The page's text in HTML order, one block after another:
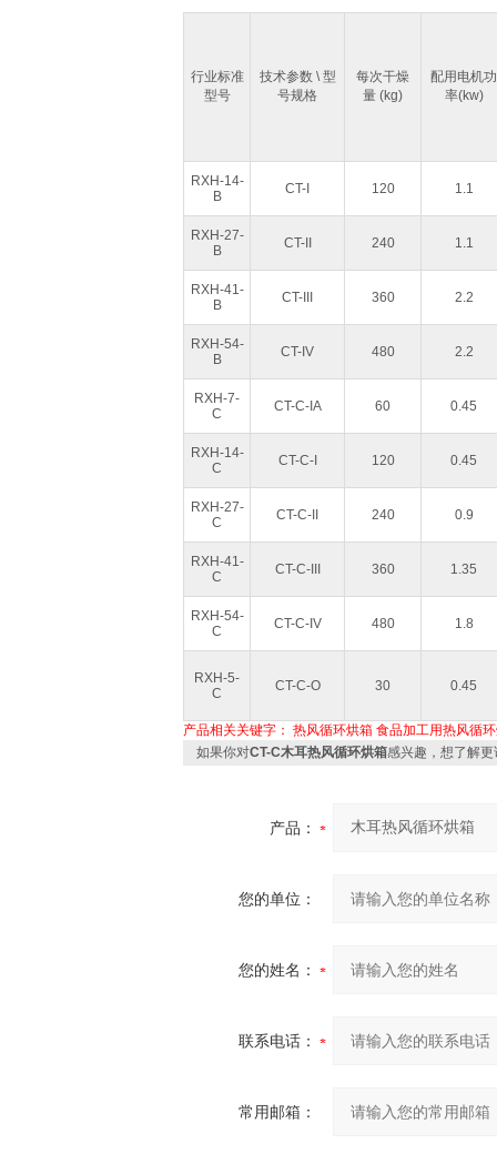
行业标准
型号
技术参数 \ 型
号规格
每次干燥
量 (kg)
配用电机功
率(kw)
RXH-14-
B
CT-I 120 1.1
RXH-27-
B
CT-II 240 1.1
RXH-41-
B
CT-III 360 2.2
RXH-54-
B
CT-IV 480 2.2
RXH-7-
C
CT-C-IA 60 0.45
RXH-14-
C
CT-C-I 120 0.45
RXH-27-
C
CT-C-II 240 0.9
RXH-41-
C
CT-C-III 360 1.35
RXH-54-
C
CT-C-IV 480 1.8
RXH-5-
C
CT-C-O 30 0.45
产品相关关键字： 热风循环烘箱 食品加工用热风循
如果你对CT-C木耳热风循环烘箱感兴趣，想了解
产品：
您的单位：
您的姓名：
联系电话：
常用邮箱：